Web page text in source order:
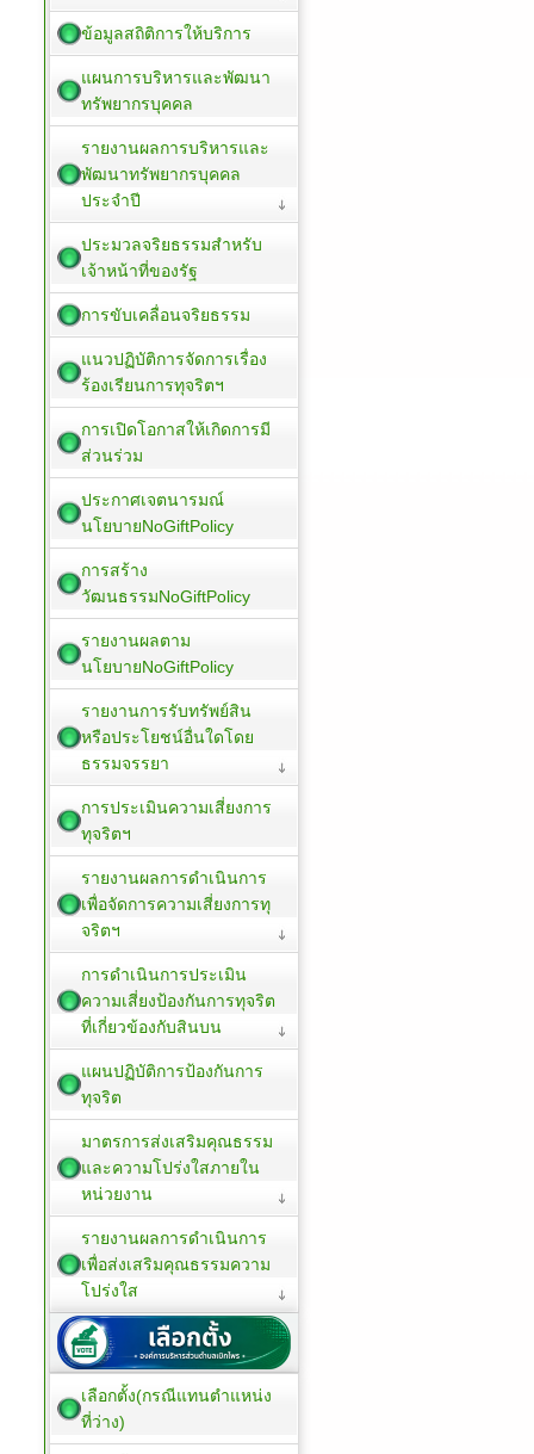
ข้อมูลสถิติการให้บริการ
แผนการบริหารและพัฒนา
ทรัพยากรบุคคล
รายงานผลการบริหารและ
พัฒนาทรัพยากรบุคคล
ประจำปี
ประมวลจริยธรรมสำหรับ
เจ้าหน้าที่ของรัฐ
การขับเคลื่อนจริยธรรม
แนวปฏิบัติการจัดการเรื่อง
ร้องเรียนการทุจริตฯ
การเปิดโอกาสให้เกิดการมี
ส่วนร่วม
ประกาศเจตนารมณ์
นโยบายNoGiftPolicy
การสร้าง
วัฒนธรรมNoGiftPolicy
รายงานผลตาม
นโยบายNoGiftPolicy
รายงานการรับทรัพย์สิน
หรือประโยชน์อื่นใดโดย
ธรรมจรรยา
การประเมินความเสี่ยงการ
ทุจริตฯ
รายงานผลการดำเนินการ
เพื่อจัดการความเสี่ยงการทุ
จริตฯ
การดำเนินการประเมิน
ความเสี่ยงป้องกันการทุจริต
ที่เกี่ยวข้องกับสินบน
แผนปฏิบัติการป้องกันการ
ทุจริต
มาตรการส่งเสริมคุณธรรม
และความโปร่งใสภายใน
หน่วยงาน
รายงานผลการดำเนินการ
เพื่อส่งเสริมคุณธรรมความ
โปร่งใส
เลือกตั้ง(กรณีแทนตำแหน่ง
ที่ว่าง)